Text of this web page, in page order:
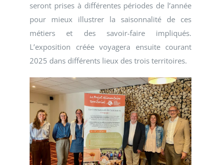
seront prises à différentes périodes de l’année
pour mieux illustrer la saisonnalité de ces
métiers et des savoir-faire impliqués.
L’exposition créée voyagera ensuite courant
2025 dans différents lieux des trois territoires.